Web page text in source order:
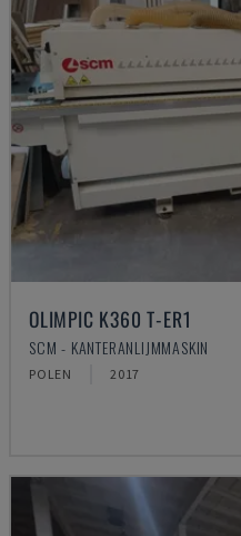
OLIMPIC K360 T-ER1
SCM - KANTERANLIJMMASKIN
POLEN 2017